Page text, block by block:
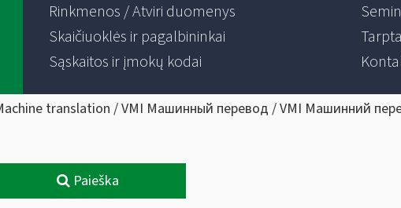
Rinkmenos / Atviri duomenys
Skaičiuoklės ir pagalbininkai
Sąskaitos ir įmokų kodai
translation / VMI Машинный перевод / VMI Машинний
Paieška